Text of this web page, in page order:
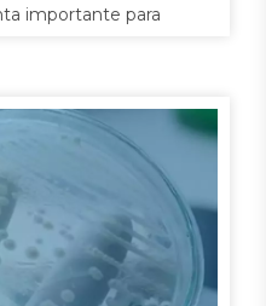
importante para